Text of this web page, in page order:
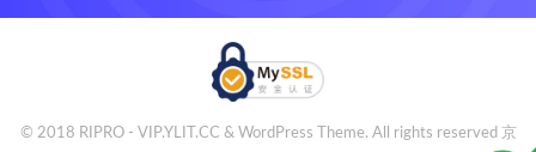
© 2018 RIPRO - VIP.YLIT.CC & WordPress Theme. All rights reserved 京